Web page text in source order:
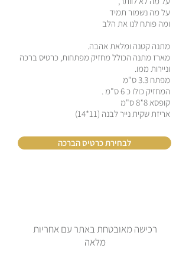
על מה נשמור תמיד
ומה פותח לנו את הלב
מתנה קטנה ומלאת אהבה.
מארז מתנה הכולל מחזיק מפתחות, כרטיס ברכה
וניירות ממו.
מפתח 3.3 ס"מ
המחזיק כולו כ 6 ס"מ .
קופסא 8*8 ס"מ
אריזת שקית נייר לבנה (11*14)
לבחירת כרטיס הברכה
רכישה מאובטחת באתר עם אחריות
מלאה